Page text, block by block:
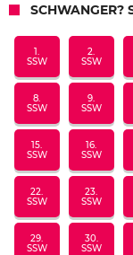
SCHWANGER?
1.
SSW
2.
SSW
8.
SSW
9.
SSW
15.
SSW
16.
SSW
22.
SSW
23.
SSW
29.
SSW
30.
SSW